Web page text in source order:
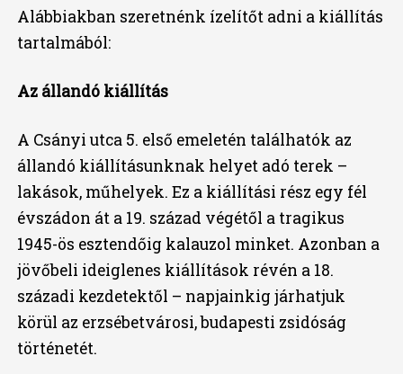
Alábbiakban szeretnénk ízelítőt adni a kiállítás
tartalmából:
Az állandó kiállítás
A Csányi utca 5. első emeletén találhatók az
állandó kiállításunknak helyet adó terek –
lakások, műhelyek. Ez a kiállítási rész egy fél
évszádon át a 19. század végétől a tragikus
1945-ös esztendőig kalauzol minket. Azonban a
jövőbeli ideiglenes kiállítások révén a 18.
századi kezdetektől – napjainkig járhatjuk
körül az erzsébetvárosi, budapesti zsidóság
történetét.